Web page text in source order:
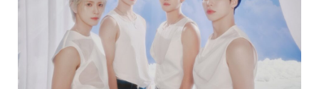
etérea?
:
CIX
hipnotiza
em
clipe